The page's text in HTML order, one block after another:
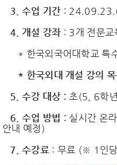
3. 수업 기간 :
4. 개설 강좌 : 3개 전문
* 한국외국어대학교 특
* 한국외대 개설 강의
5. 수강 대상 : 초(5, 6학
6. 수업 방법 : 실시간 온
안내 예정)
7. 수강료 : 무료 (※ 1인